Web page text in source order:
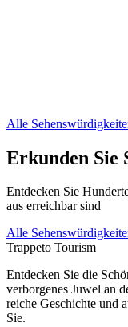
Alle
Erkunden Sie
Entdecken Sie
aus erreichbar sind
Alle
Trappeto Tourism
Entdecken Sie die
verborgenes Juwel an
reiche Geschichte und
Sie.